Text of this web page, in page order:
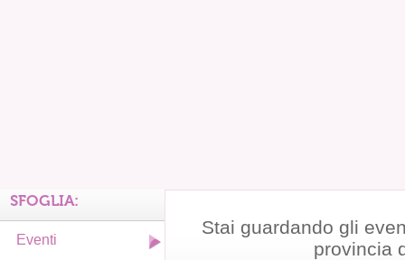
Stai guardando gli
provincia
SFOGLIA:
Eventi